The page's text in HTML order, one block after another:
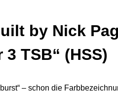
by Nick
TSB“ (HSS)
– schon die